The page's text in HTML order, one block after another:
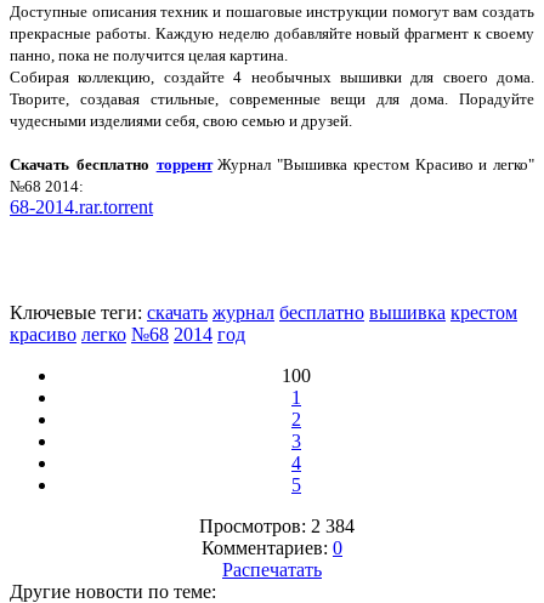
Доступные описания техник и пошаговые инструкции помогут вам создать
прекрасные работы. Каждую неделю добавляйте новый фрагмент к своему
панно, пока не получится целая картина.
Собирая коллекцию, создайте 4 необычных вышивки для своего дома.
Творите, создавая стильные, современные вещи для дома. Порадуйте
чудесными изделиями себя, свою семью и друзей.
Скачать бесплатно торрентЖурнал "Вышивка крестом Красиво и легко"
№68 2014:
68-2014.rar.torrent
Ключевые теги: скачать журнал бесплатно вышивка крестом
красиво легко №68 2014 год
100
1
2
3
4
5
Просмотров: 2 384
Комментариев: 0
Распечатать
Другие новости по теме: